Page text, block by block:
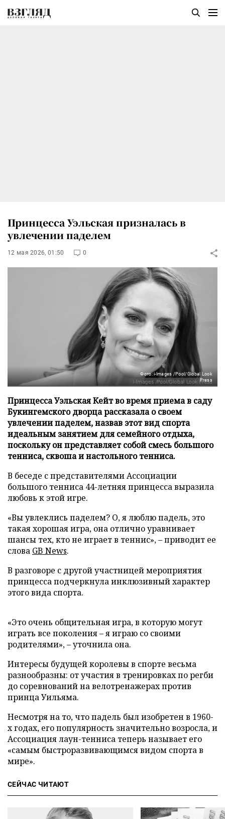
Принцесса Уэльская призналась в
увлечении паделем
12 мая 2026, 01:50 0
Фото: i-Images /Pool/Global Look
Press
Принцесса Уэльская Кейт во время приема в саду
Букингемского дворца рассказала о своем
увлечении паделем, назвав этот вид спорта
идеальным занятием для семейного отдыха,
поскольку он представляет собой смесь большого
тенниса, сквоша и настольного тенниса.
В беседе с представителями Ассоциации
большого тенниса 44-летняя принцесса выразила
любовь к этой игре.
«Вы увлеклись паделем? О, я люблю падель, это
такая хорошая игра, она отлично уравнивает
шансы тех, кто не играет в теннис», – приводит ее
слова GB News.
В разговоре с другой участницей мероприятия
принцесса подчеркнула инклюзивный характер
этого вида спорта.
«Это очень общительная игра, в которую могут
играть все поколения – я играю со своими
родителями», – уточнила она.
Интересы будущей королевы в спорте весьма
разнообразны: от участия в тренировках по регби
до соревнований на велотренажерах против
принца Уильяма.
Несмотря на то, что падель был изобретен в 1960-
х годах, его популярность значительно возросла, и
Ассоциация лаун-тенниса теперь называет его
«самым быстроразвивающимся видом спорта в
мире».
СЕЙЧАС ЧИТАЮТ